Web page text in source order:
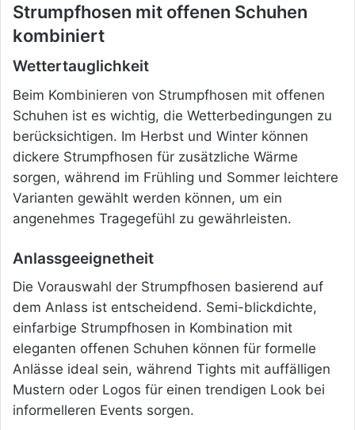
Strumpfhosen mit offenen Schuhen
kombiniert
Wettertauglichkeit
Beim Kombinieren von Strumpfhosen mit offenen
Schuhen ist es wichtig, die Wetterbedingungen zu
berücksichtigen. Im Herbst und Winter können
dickere Strumpfhosen für zusätzliche Wärme
sorgen, während im Frühling und Sommer leichtere
Varianten gewählt werden können, um ein
angenehmes Tragegefühl zu gewährleisten.
Anlassgeeignetheit
Die Vorauswahl der Strumpfhosen basierend auf
dem Anlass ist entscheidend. Semi-blickdichte,
einfarbige Strumpfhosen in Kombination mit
eleganten offenen Schuhen können für formelle
Anlässe ideal sein, während Tights mit auffälligen
Mustern oder Logos für einen trendigen Look bei
informelleren Events sorgen.